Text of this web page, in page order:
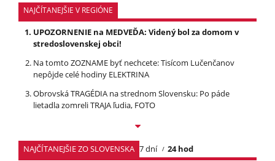
NAJČÍTANEJŠIE V REGIÓNE
UPOZORNENIE na MEDVEĎA: Videný bol za domom v
stredoslovenskej obci!
Na tomto ZOZNAME byť nechcete: Tisícom Lučenčanov
nepôjde celé hodiny ELEKTRINA
Obrovská TRAGÉDIA na strednom Slovensku: Po páde
lietadla zomreli TRAJA ľudia, FOTO
NAJČÍTANEJŠIE ZO SLOVENSKA 7 dní
24 hod